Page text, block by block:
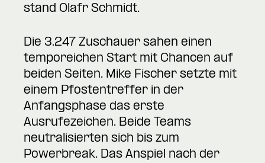
stand Olafr Schmidt.
Die 3.247 Zuschauer sahen einen
temporeichen Start mit Chancen auf
beiden Seiten. Mike Fischer setzte mit
einem Pfostentreffer in der
Anfangsphase das erste
Ausrufezeichen. Beide Teams
neutralisierten sich bis zum
Powerbreak. Das Anspiel nach der